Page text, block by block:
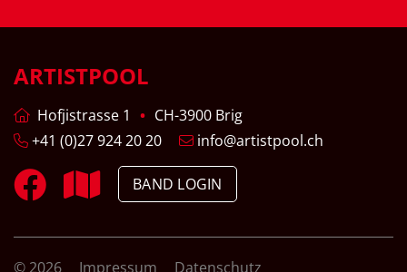
ARTISTPOOL
Hofjistrasse 1
CH-3900 Brig
+41 (0)27 924 20 20
info@artistpool.ch
BAND LOGIN
© 2026 Impressum Datenschutz